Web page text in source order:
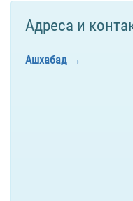
Адреса и
Ашхабад